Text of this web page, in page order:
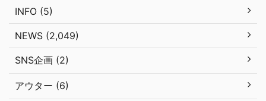
INFO (5)
NEWS (2,049)
SNS企画 (2)
アウター (6)